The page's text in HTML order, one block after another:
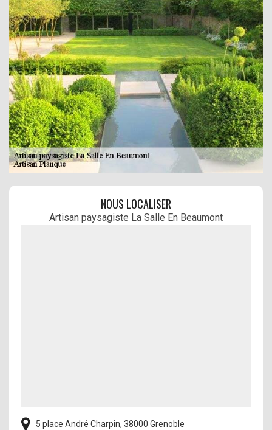
NOUS LOCALISER
Artisan paysagiste La Salle En Beaumont
5 place André Charpin, 38000 Grenoble